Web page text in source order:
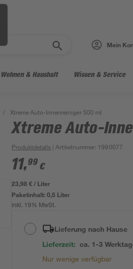
Mein
Wohnen & Haushalt Wissen & Service
/ Xtreme Auto-Innenreiniger 500 ml
Xtreme Auto-
Produktdetails | Artikelnummer: 1990077
11,99 €
23,98 € / Liter
Paketinhalt:0,5 Liter
inkl. 19% MwSt.
Lieferung nach Hause
Lieferzeit: ca. 1-3
Nur wenige verfügbar